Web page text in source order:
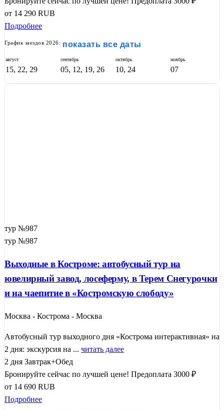
от 14 290 RUB
Подробнее
График заездов 2026: показать все даты
август
15, 22, 29
сентябрь
05, 12, 19, 26
октябрь
10, 24
ноябрь
07
тур №987
тур №987
Выходные в Костроме: автобусный тур на
ювелирный завод, лосеферму, в Терем Снегурочки
и на чаепитие в «Костромскую слободу»
Москва - Кострома - Москва
Автобусный тур выходного дня «Кострома интерактивная» на
2 дня: экскурсия на ... читать далее
2 дня Завтрак+Обед
Бронируйте сейчас по лучшей цене! Предоплата 3000 ₽
от 14 690 RUB
Подробнее